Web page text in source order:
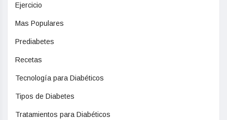
Ejercicio
Mas Populares
Prediabetes
Recetas
Tecnología para Diabéticos
Tipos de Diabetes
Tratamientos para Diabéticos